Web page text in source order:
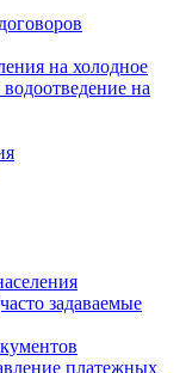
на холодное
на
задаваемые
платежных